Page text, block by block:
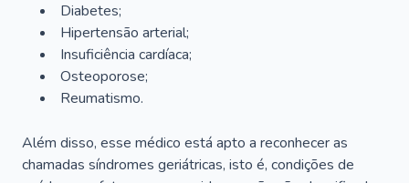
Diabetes;
Hipertensão arterial;
Insuficiência cardíaca;
Osteoporose;
Reumatismo.
Além disso, esse médico está apto a reconhecer as
chamadas síndromes geriátricas, isto é, condições de